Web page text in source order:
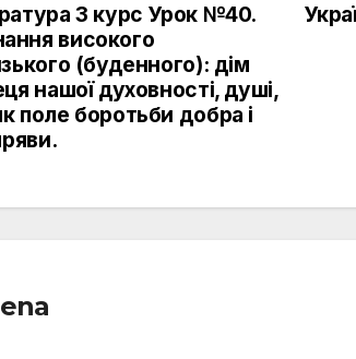
3 курс Урок №40.
високого
(буденного): дім
нашої духовності, душі,
поле боротьби добра і